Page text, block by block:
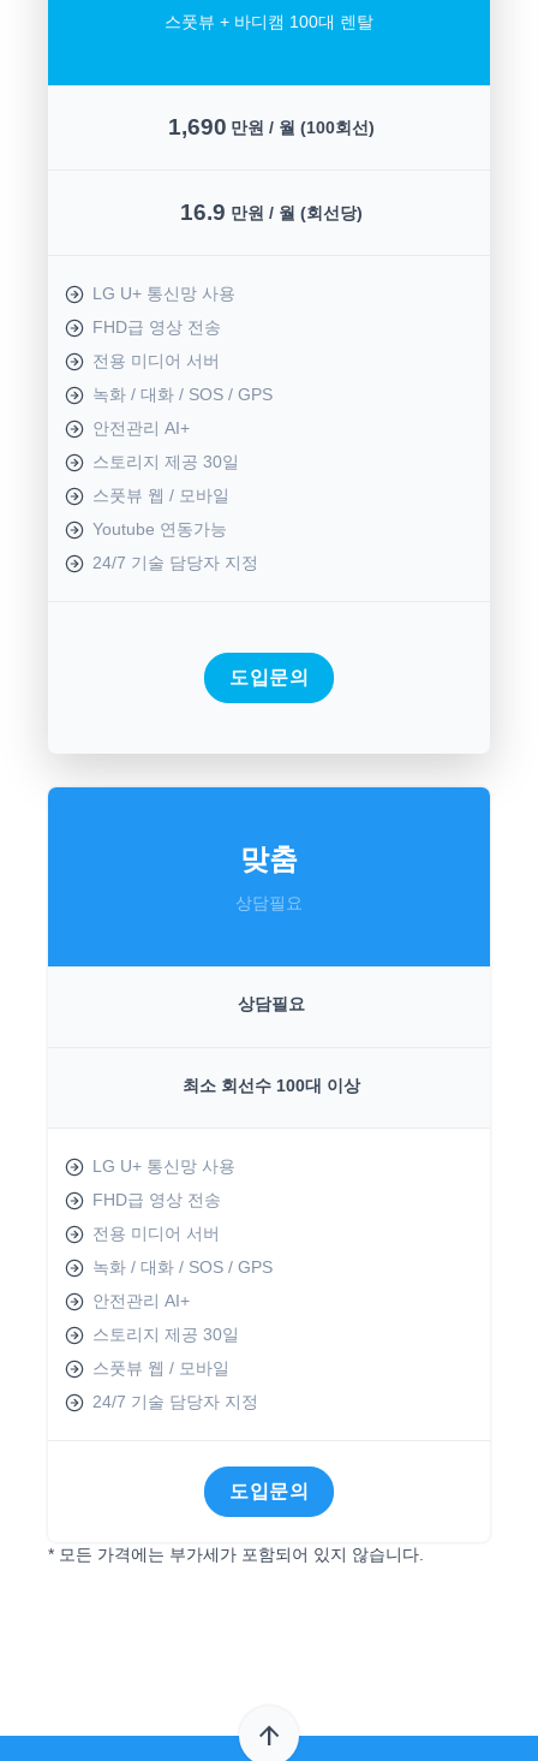
스풋뷰 + 바디캠 100대 렌탈
1,690 만원 / 월 (100회선)
16.9 만원 / 월 (회선당)
LG U+ 통신망 사용
FHD급 영상 전송
전용 미디어 서버
녹화 / 대화 / SOS / GPS
안전관리 AI+
스토리지 제공 30일
스풋뷰 웹 / 모바일
Youtube 연동가능
24/7 기술 담당자 지정
도입문의
맞춤
상담필요
상담필요
최소 회선수 100대 이상
LG U+ 통신망 사용
FHD급 영상 전송
전용 미디어 서버
녹화 / 대화 / SOS / GPS
안전관리 AI+
스토리지 제공 30일
스풋뷰 웹 / 모바일
24/7 기술 담당자 지정
도입문의
* 모든 가격에는 부가세가 포함되어 있지 않습니다.
arrow_upward